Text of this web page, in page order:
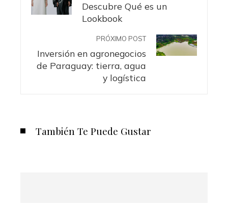
Descubre Qué es un
Lookbook
PRÓXIMO POST
Inversión en agronegocios
de Paraguay: tierra, agua
y logística
También Te Puede Gustar